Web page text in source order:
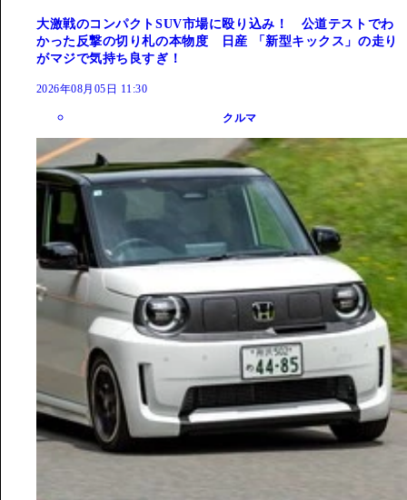
大激戦のコンパクトSUV市場に殴り込み！ 公道テストでわ
かった反撃の切り札の本物度 日産 「新型キックス」の走り
がマジで気持ち良すぎ！
2026年08月05日 11:30
クルマ